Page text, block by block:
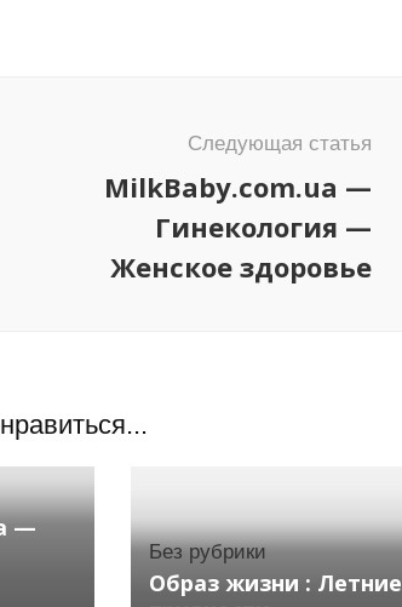
Следующая статья
MilkBaby.com.ua —
Гинекология —
Женское здоровье
—
Без рубрики
Образ жизни : Летние